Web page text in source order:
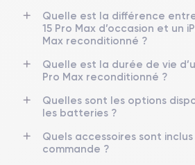
Dimensions
159.9×76.7×8.25 mm
Poids
221 g
Écran
OLED 6.7 pouces 2796 x
RAM
Nom CPU
Quelle est la différence
15 Pro Max d’occasion et un
Max reconditionné ?
Quelle est la durée de vie
Pro Max reconditionné ?
Quelles sont les options
les batteries ?
Quels accessoires sont
commande ?